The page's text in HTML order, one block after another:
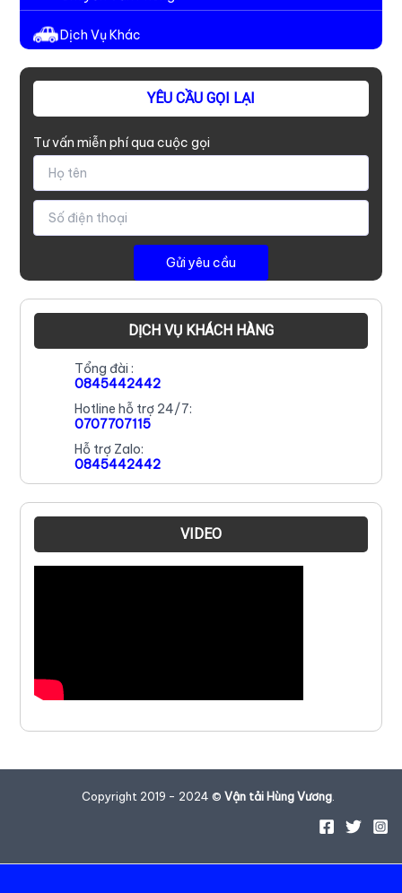
Dịch Vụ Khác
YÊU CẦU GỌI LẠI
Tư vấn miễn phí qua cuộc gọi
DỊCH VỤ KHÁCH HÀNG
Tổng đài :
0845442442
Hotline hỗ trợ 24/7:
0707707115
Hỗ trợ Zalo:
0845442442
VIDEO
Copyright 2019 - 2024 © Vận tải Hùng Vương.